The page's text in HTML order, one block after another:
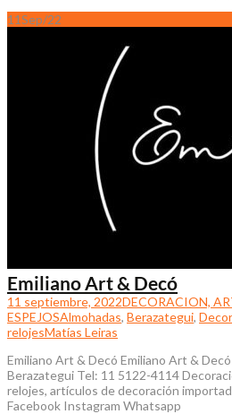
11Sep/22
Emiliano Art & Decó
11 septiembre, 2022DECORACION,
ESPEJOSAlmohadas, Berazategui,
relojesMatías Leiras
Emiliano Art & Decó Emiliano Art &
Berazategui Tel: 11 5122-4114
relojes, artículos de decoración
Facebook Instagram Whatsapp